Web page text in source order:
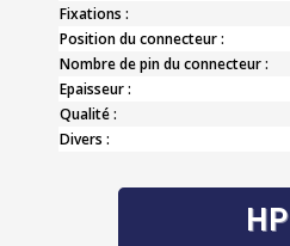
Fixations :
Position du connecteur :
Nombre de pin du connecteur :
Epaisseur :
Qualité :
Divers :
HP